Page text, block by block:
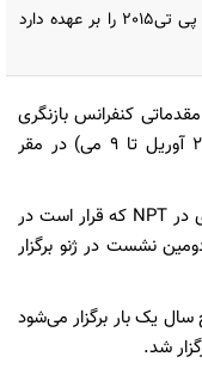
سومین کمیته مقدماتی کنفرانس بازنگری در ان پی تی2015 را بر عهده دارد
کنفرانس بازنگری
در ان پی تی 2015 از 8 تا 19 اردیبهشت (28 آوریل تا 9 می) در مقر
اولین نشست کمیته مقدماتی کنفرانس بازنگری در NPT که قرار است در
و دومین نشست در ژنو برگزار
یک بار برگزار می‌شود